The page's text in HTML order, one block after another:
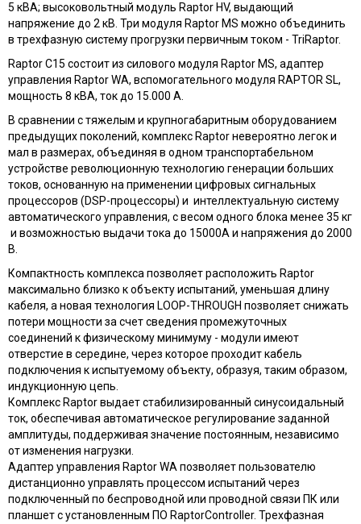
5 кВА; высоковольтный модуль Raptor HV, выдающий
напряжение до 2 кВ. Три модуля Raptor MS можно объединить
в трехфазную систему прогрузки первичным током - TriRaptor.
Raptor C15 состоит из силового модуля Raptor MS, адаптер
управления Raptor WA, вспомогательного модуля RAPTOR SL,
мощность 8 кВА, ток до 15.000 А.
В сравнении с тяжелым и крупногабаритным оборудованием
предыдущих поколений, комплекс Raptor невероятно легок и
мал в размерах, объединяя в одном транспортабельном
устройстве революционную технологию генерации больших
токов, основанную на применении цифровых сигнальных
процессоров (DSP-процессоры) и интеллектуальную систему
автоматического управления, с весом одного блока менее 35 кг
и возможностью выдачи тока до 15000А и напряжения до 2000
В.
Компактность комплекса позволяет расположить Raptor
максимально близко к объекту испытаний, уменьшая длину
кабеля, а новая технология LOOP-THROUGH позволяет снижать
потери мощности за счет сведения промежуточных
соединений к физическому минимуму - модули имеют
отверстие в середине, через которое проходит кабель
подключения к испытуемому объекту, образуя, таким образом,
индукционную цепь.
Комплекс Raptor выдает стабилизированный синусоидальный
ток, обеспечивая автоматическое регулирование заданной
амплитуды, поддерживая значение постоянным, независимо
от изменения нагрузки.
Адаптер управления Raptor WA позволяет пользователю
дистанционно управлять процессом испытаний через
подключенный по беспроводной или проводной связи ПК или
планшет с установленным ПО RaptorController. Трехфазная